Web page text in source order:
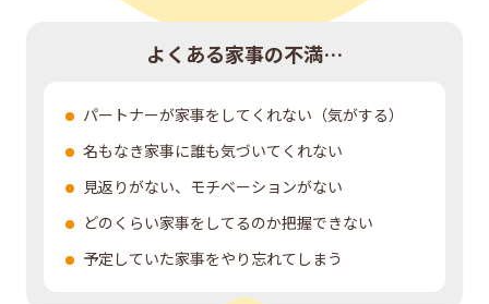
よくある家事の不満…
パートナーが家事をしてくれない（気がする）
名もなき家事に誰も気づいてくれない
見返りがない、モチベーションがない
どのくらい家事をしてるのか把握できない
予定していた家事をやり忘れてしまう